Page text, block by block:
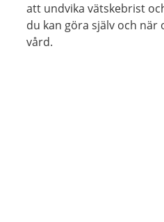
att undvika vätskebrist
du kan göra själv och när
vård.